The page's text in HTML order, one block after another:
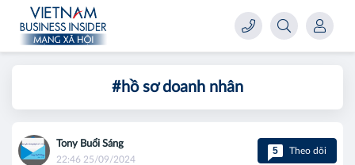
#hồ sơ doanh nhân
Tony Buổi Sáng
22:46 25/09/2024
5 Theo dõi